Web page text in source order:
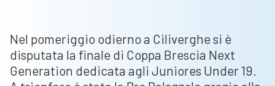
Nel pomeriggio odierno a Ciliverghe si è
disputata la finale di Coppa Brescia Next
Generation dedicata agli Juniores Under 19.